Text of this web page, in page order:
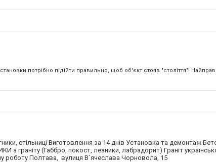
потрібно підійти правильно, щоб об'єкт стояв "століття"!
стільниці Виготовлення за 14 днів Установка та демонтаж
з граніту (Габбро, покост, лезники, лабрадорит) Граніт
роботу Полтава, вулиця В`ячеслава Чорновола, 15